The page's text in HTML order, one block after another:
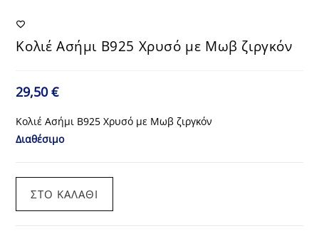
Κολιέ Ασήμι Β925 Χρυσό με Μωβ ζιργκόν
29,50€
Κολιέ Ασήμι Β925 Χρυσό με Μωβ ζιργκόν
Διαθέσιμο
Ασήμι
ΣΤΟ ΚΑΛΆΘΙ